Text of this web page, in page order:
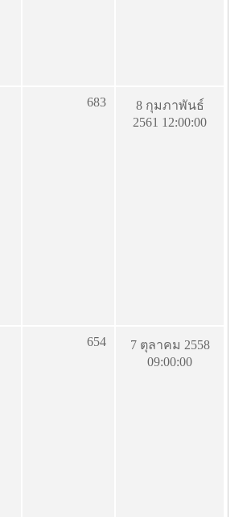
683
8 กุมภาพันธ์
2561 12:00:00
654
7 ตุลาคม 2558
09:00:00